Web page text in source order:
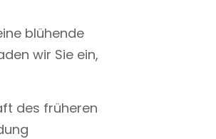
blühende
wir Sie ein,
des früheren